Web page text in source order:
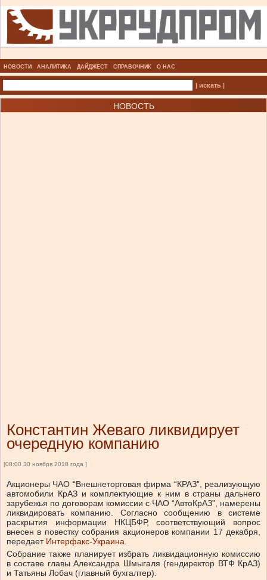
НОВОСТИ АНАЛИТИКА ДАЙДЖЕСТ СПРАВОЧНИК О НАС
| искать |
НОВОСТЬ
Константин Жеваго ликвидирует
очередную компанию
[08:00 30 ноября 2018 года ]
Акционеры ЧАО “Внешнеторговая фирма “КРАЗ”, реализующую
автомобили КрАЗ и комплектующие к ним в страны дальнего
зарубежья по договорам комиссии с ЧАО “АвтоКрАЗ”, намерены
ликвидировать компанию. Согласно сообщению в системе
раскрытия информации НКЦБФР, соответствующий вопрос
внесен в повестку собрания акционеров компании 17 декабря,
передает Интерфакс-Украина.
Собрание также планирует избрать ликвидационную комиссию
в составе главы Александра Шмыгаля (гендиректор ВТФ КрАЗ)
и Татьяны Лобач (главный бухгалтер).